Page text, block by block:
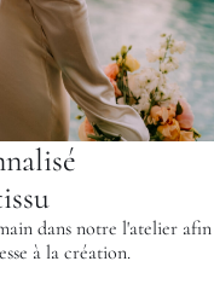
dans notre l'atelier afin
à la création.